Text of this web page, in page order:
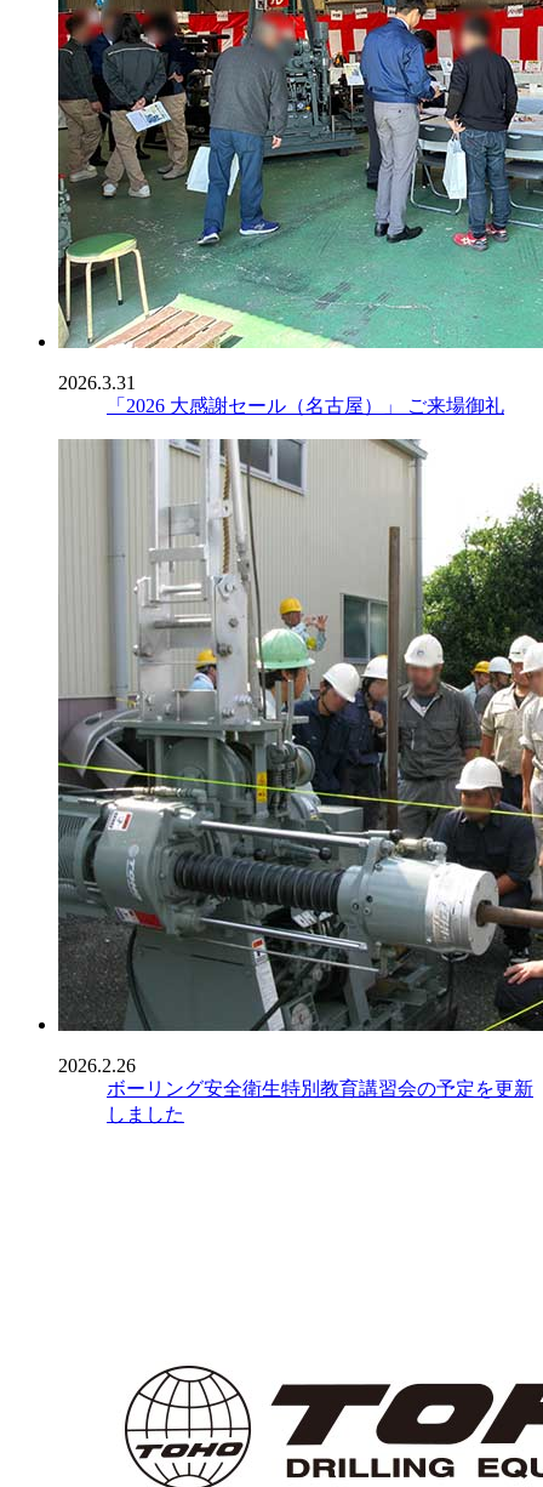
2026.3.31
「2026 大感謝セール（名古屋）」 ご来場御礼
2026.2.26
ボーリング安全衛生特別教育講習会の予定を更新
しました